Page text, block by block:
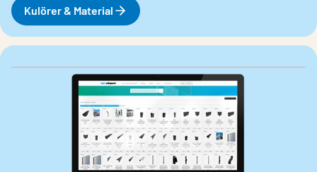
Kulörer & Material